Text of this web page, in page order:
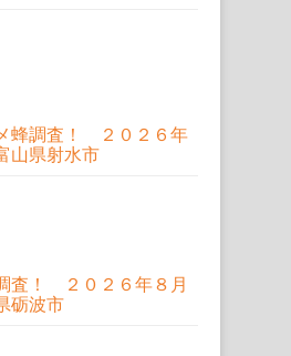
蜂調査！ ２０２６年
山県射水市
査！ ２０２６年８月
砺波市